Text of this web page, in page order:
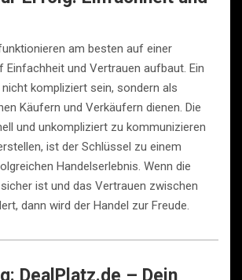
am besten auf einer
Einfachheit und Vertrauen aufbaut. Ein
kompliziert sein, sondern als
Käufern und Verkäufern dienen. Die
und unkompliziert zu kommunizieren
ist der Schlüssel zu einem
Handelserlebnis. Wenn die
ist und das Vertrauen zwischen
dann wird der Handel zur Freude.